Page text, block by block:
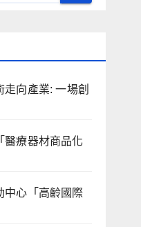
走向產業: ⼀場創
醫療器材商品化
中心「高齡國際